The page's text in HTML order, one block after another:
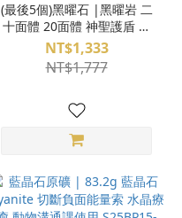
(最後5個)黑曜石 |黑曜岩 二
十面體 20面體 神聖護盾 擋
煞 擋小人 健康 空間藝術擺
件 天然晶石 M號 專屬配對
G23BU07001-M
NT$1,333
NT$1,777